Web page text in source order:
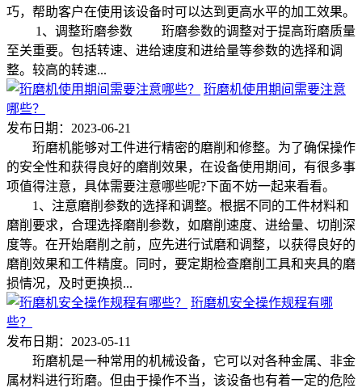
巧，帮助客户在使用该设备时可以达到更高水平的加工效果。
1、调整珩磨参数 珩磨参数的调整对于提高珩磨质量
至关重要。包括转速、进给速度和进给量等参数的选择和调
整。较高的转速...
珩磨机使用期间需要注意
哪些？
发布日期：2023-06-21
珩磨机能够对工件进行精密的磨削和修整。为了确保操作
的安全性和获得良好的磨削效果，在设备使用期间，有很多事
项值得注意，具体需要注意哪些呢?下面不妨一起来看看。
1、注意磨削参数的选择和调整。根据不同的工件材料和
磨削要求，合理选择磨削参数，如磨削速度、进给量、切削深
度等。在开始磨削之前，应先进行试磨和调整，以获得良好的
磨削效果和工件精度。同时，要定期检查磨削工具和夹具的磨
损情况，及时更换损...
珩磨机安全操作规程有哪
些？
发布日期：2023-05-11
珩磨机是一种常用的机械设备，它可以对各种金属、非金
属材料进行珩磨。但由于操作不当，该设备也有着一定的危险